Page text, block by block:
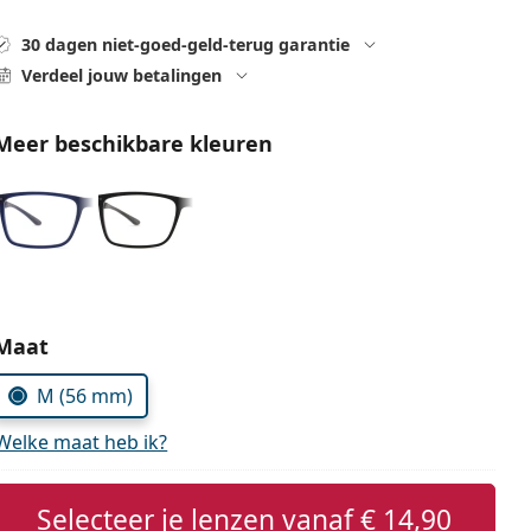
30 dagen niet-goed-geld-terug garantie
Verdeel jouw betalingen
beschikbare kleuren
parameters:
M (56 mm)
maat heb ik?
Selecteer je lenzen vanaf€ 14,90